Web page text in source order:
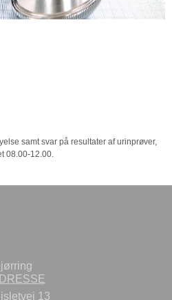
samt svar på resultater af urinprøver,
08.00-12.00.
13